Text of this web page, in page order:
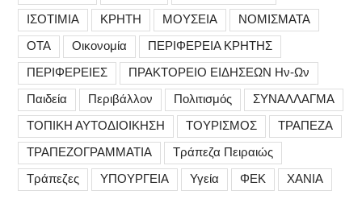
ΙΣΟΤΙΜΙΑ
ΚΡΗΤΗ ΜΟΥΣΕΙΑ
ΝΟΜΙΣΜΑΤΑ
ΟΤΑ
Οικονομία
ΠΕΡΙΦΕΡΕΙΑ ΚΡΗΤΗΣ
ΠΕΡΙΦΕΡΕΙΕΣ
ΠΡΑΚΤΟΡΕΙΟ ΕΙΔΗΣΕΩΝ Ην-Ων
Παιδεία
Περιβάλλον Πολιτισμός
ΣΥΝΑΛΛΑΓΜΑ
ΤΟΠΙΚΗ ΑΥΤΟΔΙΟΙΚΗΣΗ
ΤΟΥΡΙΣΜΟΣ
ΤΡΑΠΕΖΑ
ΤΡΑΠΕΖΟΓΡΑΜΜΑΤΙΑ
Τράπεζα Πειραιώς
Τράπεζες
ΥΠΟΥΡΓΕΙΑ Υγεία ΦΕΚ ΧΑΝΙΑ